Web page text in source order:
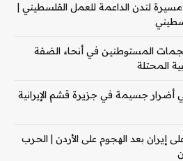
لندن الداعمة للعمل الفلسطيني |
المستوطنين في أنحاء الضفة
المحتلة
أضرار جسيمة في جزيرة قشم الإيرانية
إيران بعد الهجوم على الأردن | الحرب